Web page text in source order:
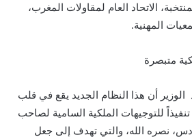
الاتحاد العام لمقاولات المغرب،
المهنية.
متبصرة
الوزير أن هذا النظام الجديد يقع في قلب
تنفيذاً للتوجيهات الملكية السامية لصاحب
نصره الله، والتي تهدف إلى جعل